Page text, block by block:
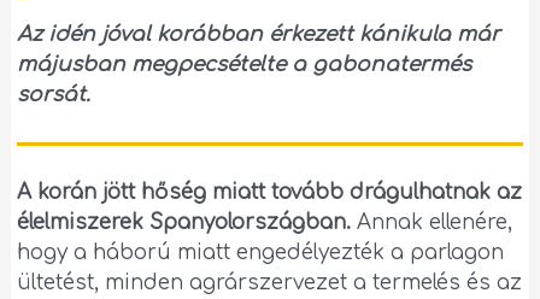
Az idén jóval korábban érkezett kánikula már
májusban megpecsételte a gabonatermés
sorsát.
A korán jött hőség miatt tovább drágulhatnak az
élelmiszerek Spanyolországban. Annak ellenére,
hogy a háború miatt engedélyezték a parlagon
ültetést, minden agrárszervezet a termelés és az